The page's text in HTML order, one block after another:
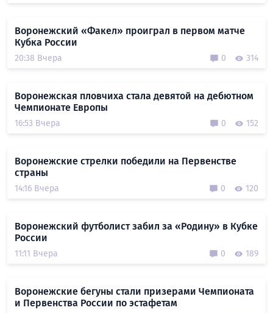
Воронежский «Факел» проиграл в первом матче
Кубка России
20:38 Вчера 0 314
Воронежская пловчиха стала девятой на дебютном
Чемпионате Европы
16:53 Вчера 0 152
Воронежские стрелки победили на Первенстве
страны
14:16 Вчера 0 120
Воронежский футболист забил за «Родину» в Кубке
России
11:11 Вчера 0 189
Воронежские бегуны стали призерами Чемпионата
и Первенства России по эстафетам